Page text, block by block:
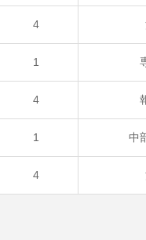
4
1
4
1 中
4